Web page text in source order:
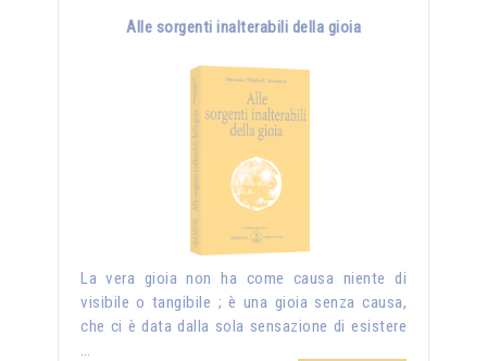
Alle sorgenti inalterabili della gioia
La vera gioia non ha come causa niente di
visibile o tangibile ; è una gioia senza causa,
che ci è data dalla sola sensazione di esistere
…